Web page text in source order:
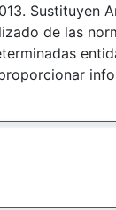
Sustituyen
de las